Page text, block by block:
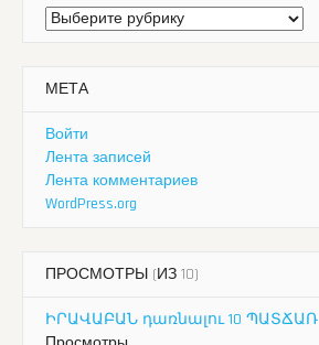
Рубрики
МЕТА
Войти
Лента записей
Лента комментариев
WordPress.org
ПРОСМОТРЫ (ИЗ 10)
ԻՐԱՎԱԲԱՆ դառնալու 10 ՊԱՏՃԱՌ